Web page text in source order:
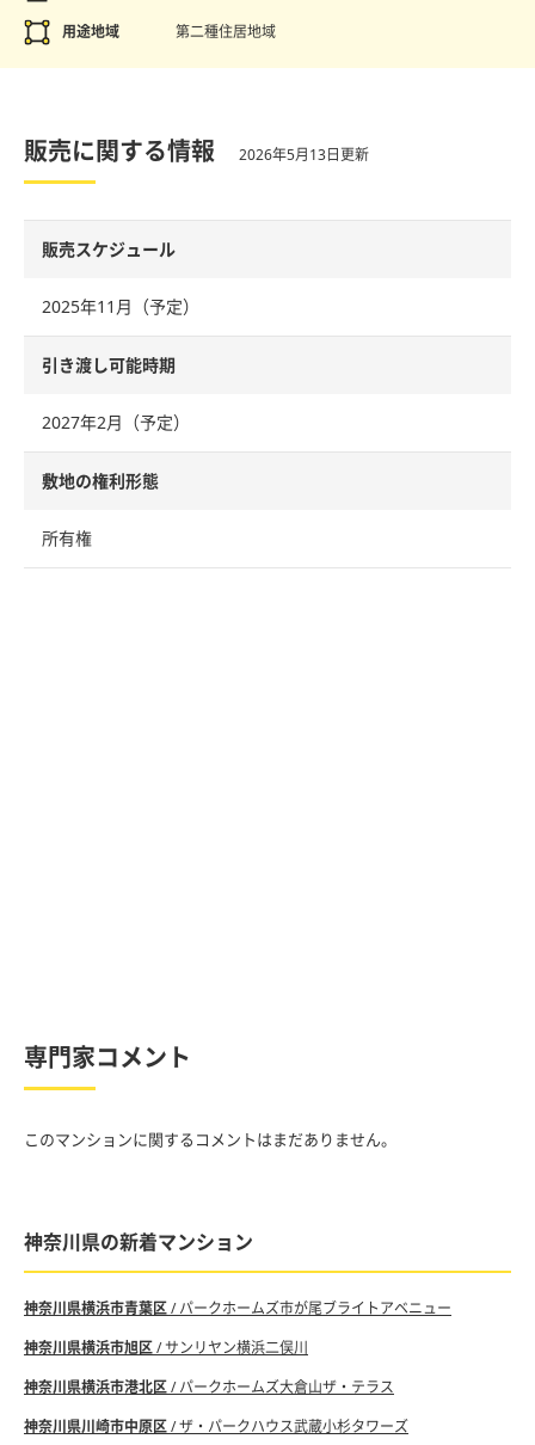
用途地域 第二種住居地域
販売に関する情報 2026年5月13日更新
販売スケジュール
2025年11月（予定）
引き渡し可能時期
2027年2月（予定）
敷地の権利形態
所有権
専門家コメント
このマンションに関するコメントはまだありません。
神奈川県の新着マンション
神奈川県横浜市青葉区/ パークホームズ市が尾ブライトアベニュー
神奈川県横浜市旭区/ サンリヤン横浜二俣川
神奈川県横浜市港北区/ パークホームズ大倉山ザ・テラス
神奈川県川崎市中原区/ ザ・パークハウス武蔵小杉タワーズ